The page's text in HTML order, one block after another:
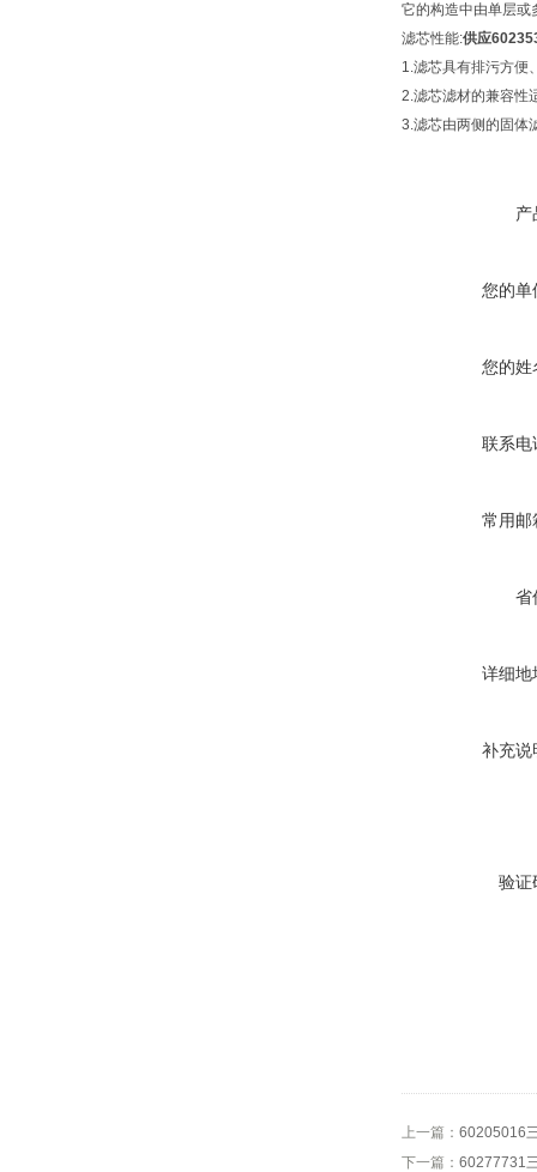
它的构造中由单层或
滤芯性能:供应
1.滤芯具有排污方便
2.滤芯滤材的兼容性
3.滤芯由两侧的固体
产
您的单
您的姓
联系电
常用邮
省
详细地
补充说
验证
上一篇： 60205016
下一篇： 60277731